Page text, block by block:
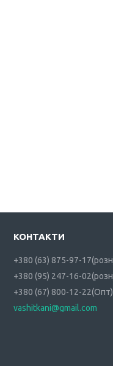
+380 (63) 875-97-17 розн
+380 (95) 247-16-02 розн
+380 (67) 800-12-22 Опт
vashitkani@gmail.com